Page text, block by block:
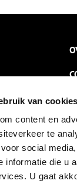
van cookies
content en
te
social
informatie die u
U gaat